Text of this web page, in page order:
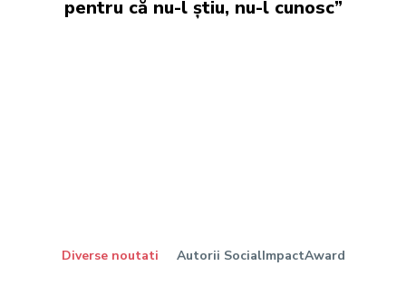
pentru că nu-l știu, nu-l cunosc”
Diverse noutati Autorii SocialImpactAward